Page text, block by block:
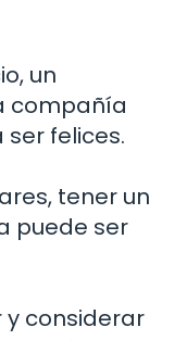
un
compañía
felices.
tener un
puede ser
y considerar